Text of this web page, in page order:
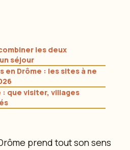
les deux
séjour
en Drôme : les sites à ne
: que visiter, villages
prend tout son sens